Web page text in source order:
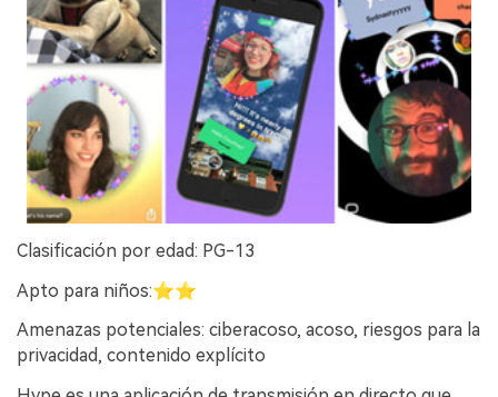
Clasificación por edad: PG-13
Apto para niños:⭐⭐
Amenazas potenciales: ciberacoso, acoso, riesgos para la
privacidad, contenido explícito